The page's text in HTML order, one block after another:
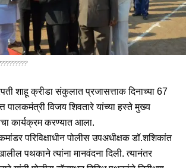
शाहू क्रीडा संकुलात प्रजासत्ताक दिनाच्या 67
पालकमंत्री विजय शिवतारे यांच्या हस्ते मुख्य
कार्यक्रम करण्यात आला.
परिविक्षाधीन पोलीस उपअधीक्षक डॉ.शशिकांत
पथकाने त्यांना मानवंदना दिली. त्यानंतर